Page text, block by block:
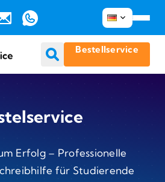
Bestellservice
Erfolg – Professionelle
für Studierende